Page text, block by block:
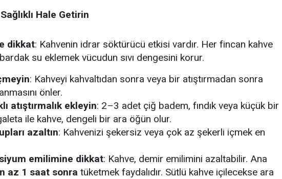
Hale Getirin
dikkat: Kahvenin idrar söktürücü etkisi vardır. Her fincan kahve
su eklemek vücudun sıvı dengesini korur.
: Kahveyi kahvaltıdan sonra veya bir atıştırmadan sonra
önler.
atıştırmalık ekleyin: 2–3 adet çiğ badem, fındık veya küçük bir
ile kahve, dengeli bir ara öğün olur.
azaltın: Kahvenizi şekersiz veya çok az şekerli içmek en
emilimine dikkat: Kahve, demir emilimini azaltabilir. Ana
az 1 saat sonra tüketmek faydalıdır. Sütlü kahve içilecekse ara